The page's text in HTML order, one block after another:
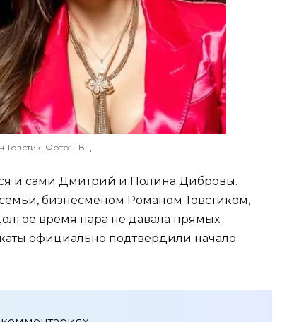
Товстик. Фото: ТВЦ
и сами Дмитрий и Полина Дибровы.
бизнесменом Романом Товстиком,
время пара не давала прямых
официально подтвердили начало